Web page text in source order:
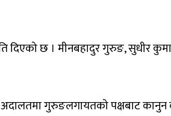
छ । मीनबहादुर गुरुङ, सुधीर
गुरुङलगायतको पक्षबाट